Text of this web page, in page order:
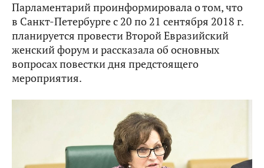
Парламентарий проинформировала о том, что
в Санкт-Петербурге с 20 по 21 сентября 2018 г.
планируется провести Второй Евразийский
женский форум и рассказала об основных
вопросах повестки дня предстоящего
мероприятия.